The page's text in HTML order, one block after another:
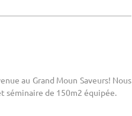
au Grand Moun Saveurs! Nous
séminaire de 150m2 équipée.